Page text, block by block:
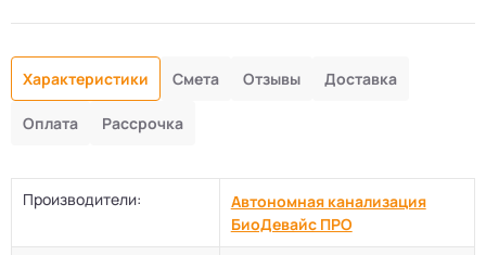
Характеристики Смета Отзывы Доставка
Оплата Рассрочка
Производители:
Автономная канализация
БиоДевaйс ПРО